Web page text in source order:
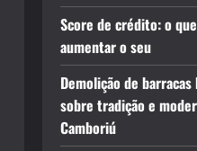
Score de crédito: o
aumentar o seu
Demolição de
sobre tradição e
Camboriú